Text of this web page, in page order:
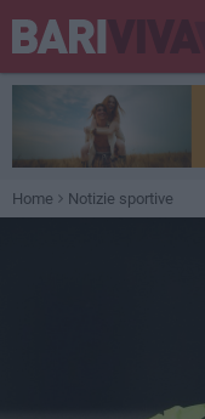
Home Notizie sportive